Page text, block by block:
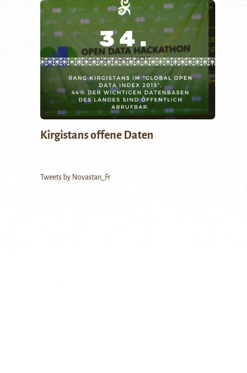
Kirgistans offene Daten
Tweets by Novastan_Fr